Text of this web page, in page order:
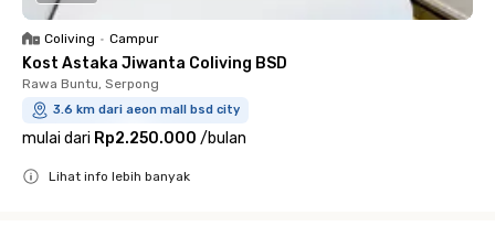
Coliving • Campur
Kost Astaka Jiwanta Coliving BSD
Rawa Buntu, Serpong
3.6 km dari aeon mall bsd city
mulai dari Rp2.250.000 /bulan
Lihat info lebih banyak